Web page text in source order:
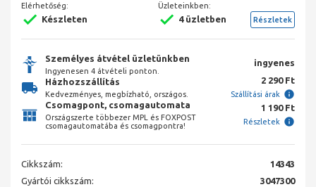
Elérhetőség:
Készleten
Üzleteinkben:
4 üzletben Részletek
Személyes átvétel üzletünkben
Ingyenesen 4 átvételi ponton.
ingyenes
Házhozszállítás
Kedvezményes, megbízható, országos.
2 290 Ft
Szállítási árak
Csomagpont, csomagautomata
Országszerte többezer MPL és FOXPOST
csomagautomatába és csomagpontra!
1 190 Ft
Részletek
Cikkszám:
14343
Gyártói cikkszám:
3047300